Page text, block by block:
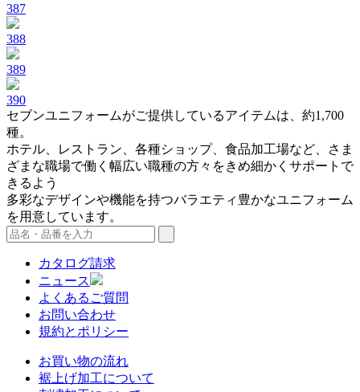
387
388
389
390
セブンユニフォームがご提供しているアイテムは、約1,700
種。
ホテル、レストラン、各種ショップ、食品加工場など、さま
ざまな職場で働く幅広い職種の方々をきめ細かくサポートで
きるよう
多彩なデザインや機能を持つバラエティ豊かなユニフォーム
を用意しています。
カタログ請求
ニュース
よくあるご質問
お問い合わせ
規約とポリシー
お買い物の流れ
裾上げ加工について